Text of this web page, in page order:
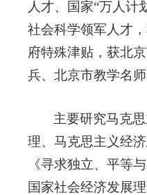
人才、国家“万人计
社会科学领军人才
府特殊津贴，获北
兵、北京市教学名师
主要研究马克
理、马克思主义经
《寻求独立、平等
国家社会经济发展